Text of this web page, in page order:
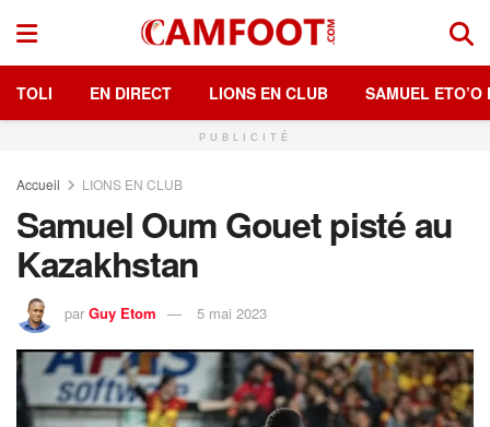
TOLI EN DIRECT LIONS EN CLUB SAMUEL ETO’O
PUBLICITÉ
Accueil LIONS EN CLUB
Samuel Oum Gouet pisté au
Kazakhstan
par Guy Etom 5 mai 2023